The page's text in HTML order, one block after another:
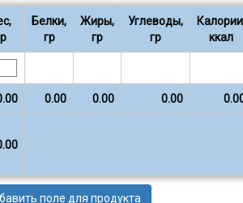
Белки,
гр
Жиры,
гр
Углеводы,
гр
ккал
0.00 0.00 0.00